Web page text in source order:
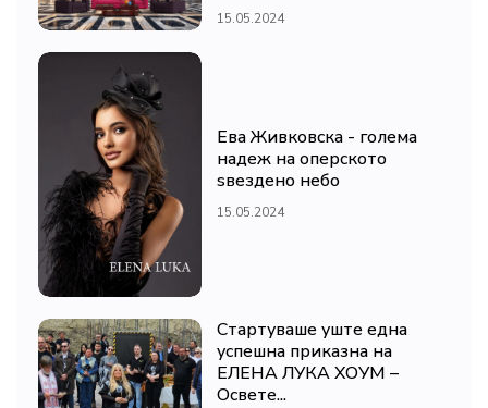
15.05.2024
Ева Живковска - голема
надеж на оперското
ѕвездено небо
15.05.2024
Стартуваше уште една
успешна приказна на
ЕЛЕНА ЛУКА ХОУМ –
Освете...